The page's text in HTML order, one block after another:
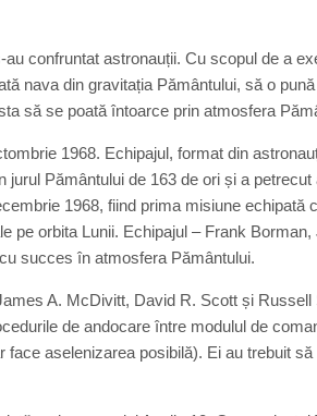
confruntat astronauții. Cu scopul de a
nava din gravitația Pământului, să o
să se poată întoarce prin atmosfera
1968. Echipajul, format din
jurul Pământului de 163 de ori și a
1968, fiind prima misiune echipată
pe orbita Lunii. Echipajul – Frank
succes în atmosfera Pământului.
A. McDivitt, David R. Scott și
de andocare între modulul de
aselenizarea posibilă). Ei au trebuit